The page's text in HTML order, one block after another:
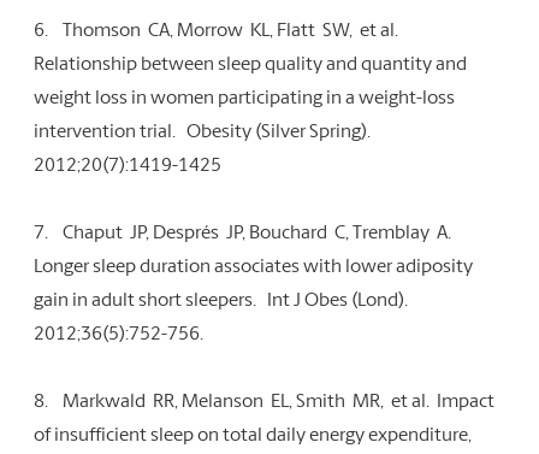
6.
Thomson CA, Morrow KL, Flatt SW, et al.
Relationship between sleep quality and quantity and
weight loss in women participating in a weight-loss
intervention trial. Obesity (Silver Spring).
2012;20(7):1419-1425
7.
Chaput JP, Després JP, Bouchard C, Tremblay A.
Longer sleep duration associates with lower adiposity
gain in adult short sleepers. Int J Obes (Lond).
2012;36(5):752-756.
8.
Markwald RR, Melanson EL, Smith MR, et al. Impact
of insufficient sleep on total daily energy expenditure,